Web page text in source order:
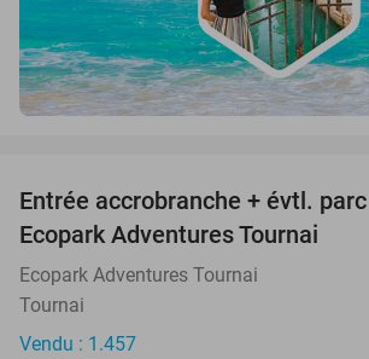
Entrée accrobranche + évtl.
Ecopark Adventures Tournai
Ecopark Adventures Tournai
Tournai
Vendu : 1.457